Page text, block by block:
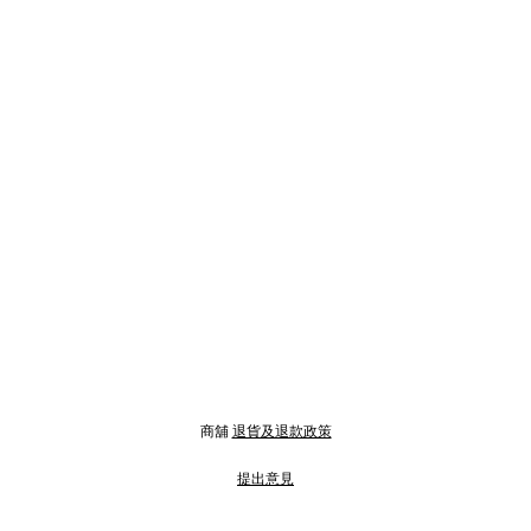
商舖 退貨及退款政策
提出意見